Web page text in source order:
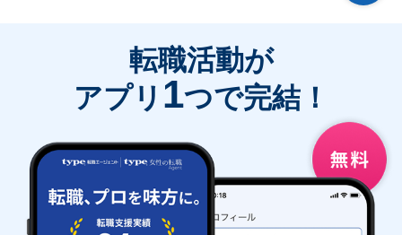
転職活動が
アプリ 1つで完結！